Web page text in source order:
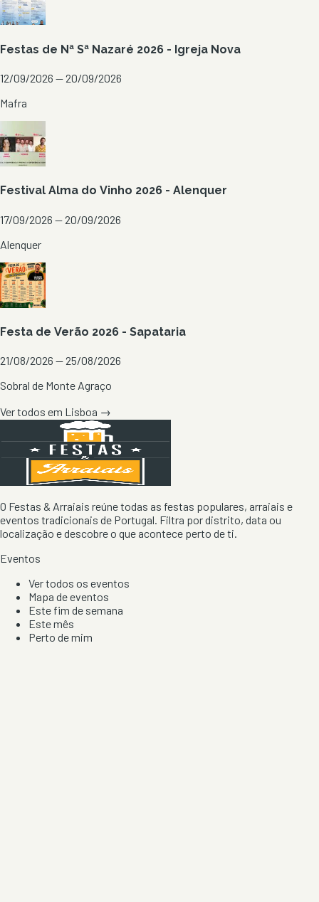
Festas de Nª Sª Nazaré 2026 - Igreja Nova
12/09/2026 — 20/09/2026
Mafra
Festival Alma do Vinho 2026 - Alenquer
17/09/2026 — 20/09/2026
Alenquer
Festa de Verão 2026 - Sapataria
21/08/2026 — 25/08/2026
Sobral de Monte Agraço
Ver todos em Lisboa →
O Festas & Arraiais reúne todas as festas populares, arraiais e
eventos tradicionais de Portugal. Filtra por distrito, data ou
localização e descobre o que acontece perto de ti.
Eventos
Ver todos os eventos
Mapa de eventos
Este fim de semana
Este mês
Perto de mim